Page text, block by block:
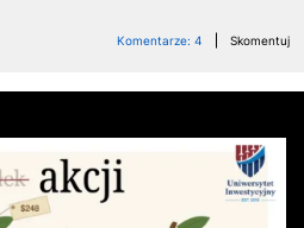
Komentarze: 4 Skomentuj